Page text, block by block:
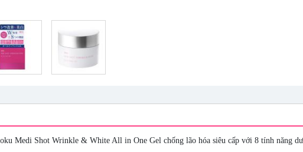
Medi Shot Wrinkle & White All in One Gel chống lão hóa siêu cấp với 8 tính năng